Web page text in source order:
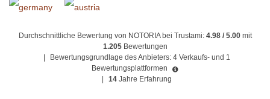
Durchschnittliche Bewertung von NOTORIA bei Trustami: 4.98 / 5.00mit
1.205 Bewertungen
Bewertungsgrundlage des Anbieters: 4 Verkaufs- und 1
Bewertungsplattformen
14 Jahre Erfahrung